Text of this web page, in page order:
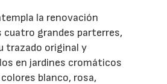
la renovación
cuatro grandes parterres,
trazado original y
en jardines cromáticos
blanco, rosa,